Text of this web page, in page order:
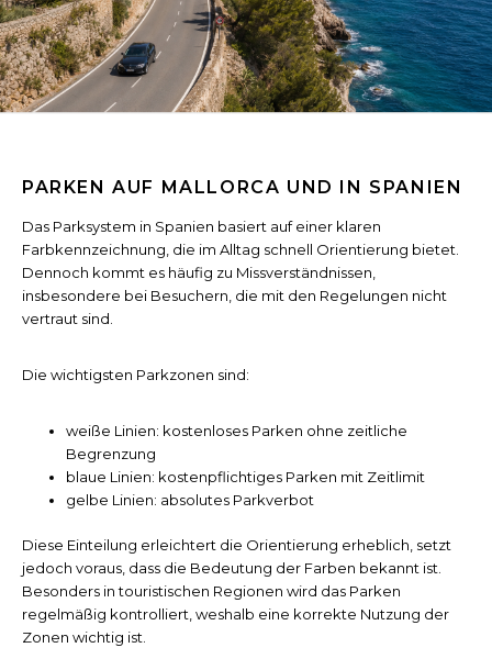
PARKEN AUF MALLORCA UND IN SPANIEN
Das Parksystem in Spanien basiert auf einer klaren
Farbkennzeichnung, die im Alltag schnell Orientierung bietet.
Dennoch kommt es häufig zu Missverständnissen,
insbesondere bei Besuchern, die mit den Regelungen nicht
vertraut sind.
Die wichtigsten Parkzonen sind:
weiße Linien: kostenloses Parken ohne zeitliche
Begrenzung
blaue Linien: kostenpflichtiges Parken mit Zeitlimit
gelbe Linien: absolutes Parkverbot
Diese Einteilung erleichtert die Orientierung erheblich, setzt
jedoch voraus, dass die Bedeutung der Farben bekannt ist.
Besonders in touristischen Regionen wird das Parken
regelmäßig kontrolliert, weshalb eine korrekte Nutzung der
Zonen wichtig ist.